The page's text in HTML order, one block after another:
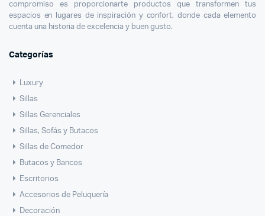
compromiso es proporcionarte productos que transformen tus
espacios en lugares de inspiración y confort, donde cada elemento
cuenta una historia de excelencia y buen gusto.
Categorías
Luxury
Sillas
Sillas Gerenciales
Sillas, Sofás y Butacos
Sillas de Comedor
Butacos y Bancos
Escritorios
Accesorios de Peluquería
Decoración